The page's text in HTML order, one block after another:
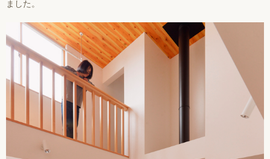
ました。